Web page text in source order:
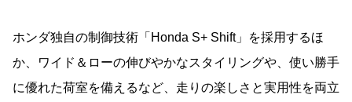
ホンダ独自の制御技術「Honda S+ Shift」を採用するほ
か、ワイド＆ローの伸びやかなスタイリングや、使い勝手
に優れた荷室を備えるなど、走りの楽しさと実用性を両立